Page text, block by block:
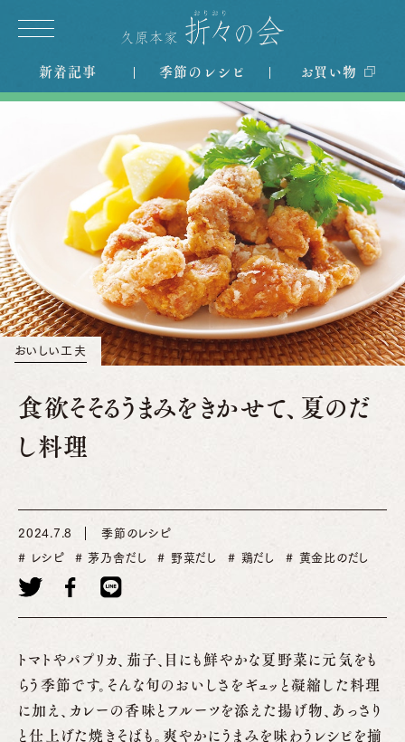
おいしい工夫
食欲そそるうまみをきかせて、夏のだ
し料理
2024.7.8 季節のレシピ
レシピ 茅乃舎だし 野菜だし 鶏だし 黄金比のだし
トマトやパプリカ、茄子、目にも鮮やかな夏野菜に元気をも
らう季節です。そんな旬のおいしさをギュッと凝縮した料理
に加え、カレーの香味とフルーツを添えた揚げ物、あっさり
と仕上げた焼きそばも。爽やかにうまみを味わうレシピを揃
新着記事 季節のレシピ お買い物